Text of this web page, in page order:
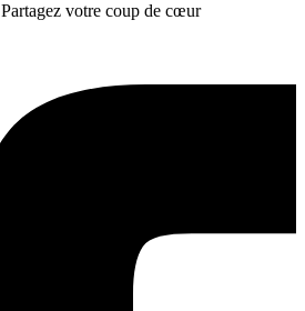
Partagez votre coup de cœur